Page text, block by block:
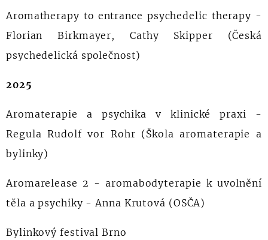
Aromatherapy to entrance psychedelic therapy -
Florian Birkmayer, Cathy Skipper (Česká
psychedelická společnost)
2025
Aromaterapie a psychika v klinické praxi -
Regula Rudolf vor Rohr (Škola aromaterapie a
bylinky)
Aromarelease 2 - aromabodyterapie k uvolnění
těla a psychiky - Anna Krutová (OSČA)
Bylinkový festival Brno